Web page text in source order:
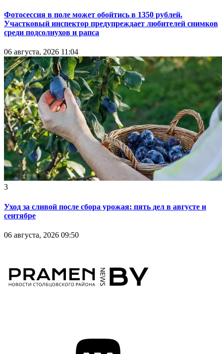
Фотосессия в поле может обойтись в 1350 рублей.
Участковый инспектор предупреждает любителей снимков
среди подсолнухов и рапса
06 августа, 2026 11:04
3
Уход за сливой после сбора урожая: пять дел в августе и
сентябре
06 августа, 2026 09:50